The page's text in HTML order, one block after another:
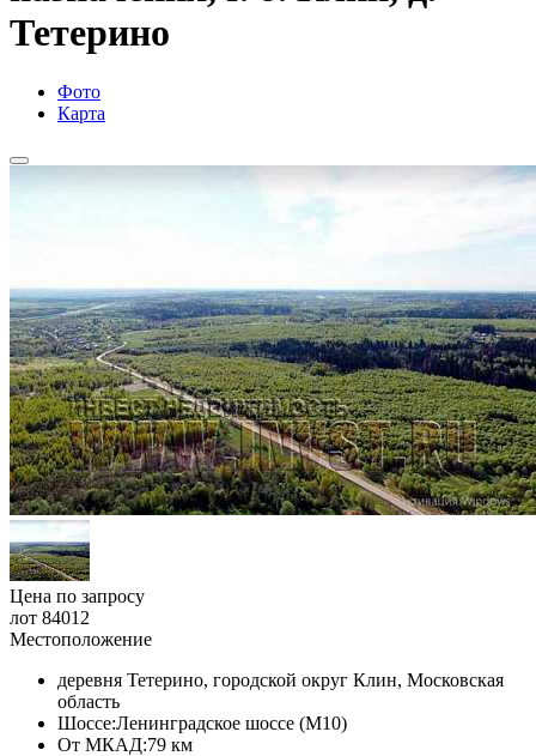
Тетерино
Фото
Карта
Цена по запросу
лот 84012
Местоположение
деревня Тетерино, городской округ Клин, Московская
область
Шоссе:Ленинградское шоссе (М10)
От МКАД:79 км